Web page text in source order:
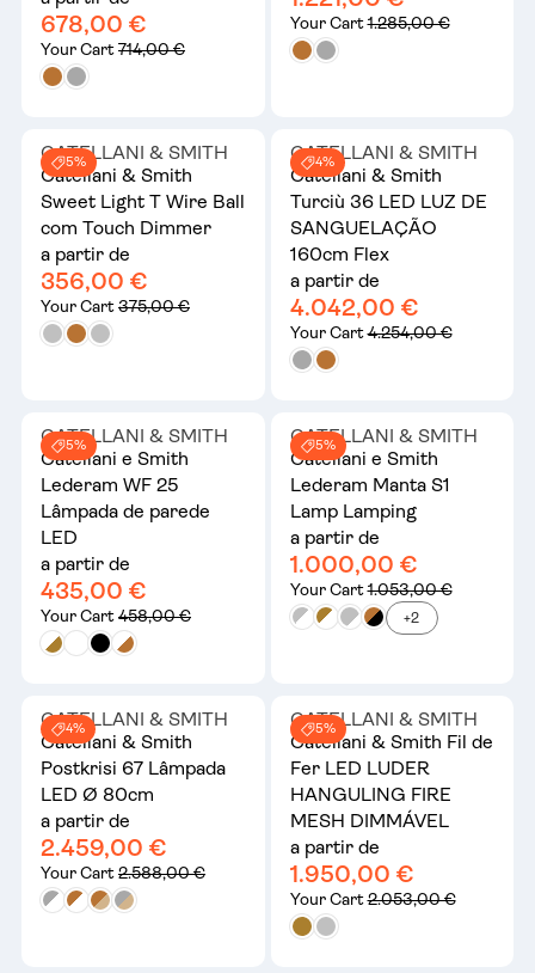
678,00 €
Your Cart714,00 €
Your Cart1.285,00 €
5%
CATELLANI & SMITH
Catellani & Smith
Sweet Light T Wire Ball
com Touch Dimmer
a partir de
356,00 €
Your Cart375,00 €
4%
CATELLANI & SMITH
Catellani & Smith
Turciù 36 LED LUZ DE
SANGUELAÇÃO
160cm Flex
a partir de
4.042,00 €
Your Cart4.254,00 €
5%
CATELLANI & SMITH
Catellani e Smith
Lederam WF 25
Lâmpada de parede
LED
a partir de
435,00 €
Your Cart458,00 €
5%
CATELLANI & SMITH
Catellani e Smith
Lederam Manta S1
Lamp Lamping
a partir de
1.000,00 €
Your Cart1.053,00 €
+2
4%
CATELLANI & SMITH
Catellani & Smith
Postkrisi 67 Lâmpada
LED Ø 80cm
a partir de
2.459,00 €
Your Cart2.588,00 €
5%
CATELLANI & SMITH
Catellani & Smith Fil de
Fer LED LUDER
HANGULING FIRE
MESH DIMMÁVEL
a partir de
1.950,00 €
Your Cart2.053,00 €